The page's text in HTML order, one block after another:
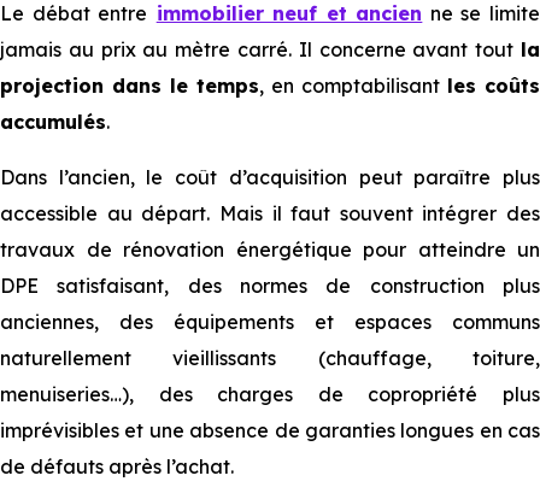
Le débat entre immobilier neuf et ancien ne se limite
jamais au prix au mètre carré. Il concerne avant tout la
projection dans le temps, en comptabilisant les coûts
accumulés.
Dans l’ancien, le coût d’acquisition peut paraître plus
accessible au départ. Mais il faut souvent intégrer des
travaux de rénovation énergétique pour atteindre un
DPE satisfaisant, des normes de construction plus
anciennes, des équipements et espaces communs
naturellement vieillissants (chauffage, toiture,
menuiseries…), des charges de copropriété plus
imprévisibles et une absence de garanties longues en cas
de défauts après l’achat.